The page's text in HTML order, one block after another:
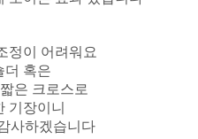
정이 어려워요
더 혹은
짧은 크로스로
기장이니
사하겠습니다